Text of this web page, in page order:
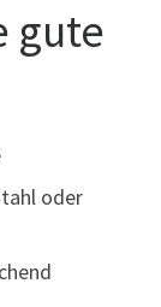
gute
oder